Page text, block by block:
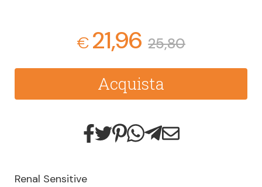
€21,96 25,80
Acquista
Renal Sensitive